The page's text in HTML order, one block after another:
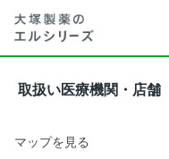
取扱い医療機関・店舗
マップを見る